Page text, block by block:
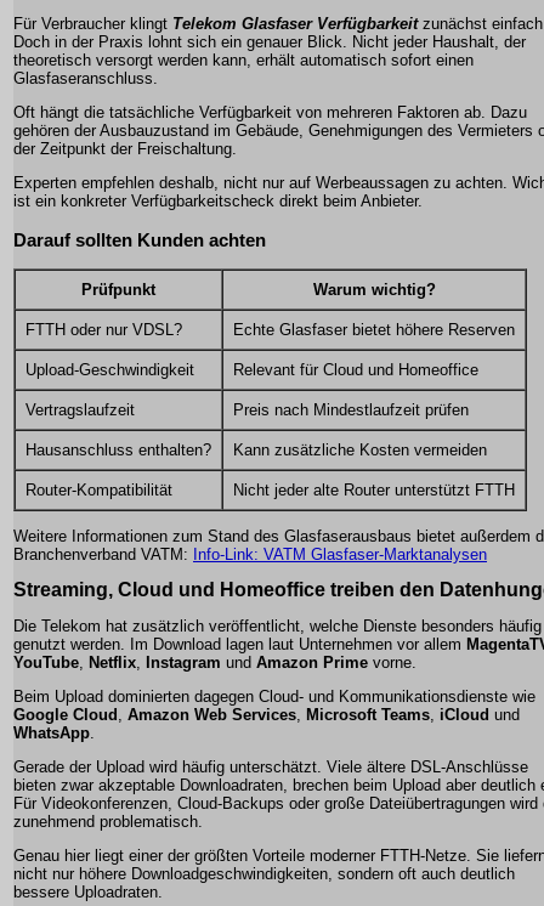
Für Verbraucher klingt Telekom Glasfaser Verfügbarkeitzunächst
Doch in der Praxis lohnt sich ein genauer Blick. Nicht jeder Haushalt, der
theoretisch versorgt werden kann, erhält automatisch sofort einen
Glasfaseranschluss.
Oft hängt die tatsächliche Verfügbarkeit von mehreren Faktoren ab. Dazu
gehören der Ausbauzustand im Gebäude, Genehmigungen des Vermieters
der Zeitpunkt der Freischaltung.
Experten empfehlen deshalb, nicht nur auf Werbeaussagen zu achten.
ist ein konkreter Verfügbarkeitscheck direkt beim Anbieter.
Darauf sollten Kunden achten
Prüfpunkt Warum wichtig?
FTTH oder nur VDSL? Echte Glasfaser bietet höhere Reserven
Upload-Geschwindigkeit Relevant für Cloud und Homeoffice
Vertragslaufzeit Preis nach Mindestlaufzeit prüfen
Hausanschluss enthalten? Kann zusätzliche Kosten vermeiden
Router-Kompatibilität Nicht jeder alte Router unterstützt FTTH
Weitere Informationen zum Stand des Glasfaserausbaus bietet außerdem
Branchenverband VATM:
Info-Link: VATM Glasfaser-Marktanalysen
Streaming, Cloud und Homeoffice treiben den
Die Telekom hat zusätzlich veröffentlicht, welche Dienste besonders häufig
genutzt werden. Im Download lagen laut Unternehmen vor allem
YouTube
Netflix Instagram und Amazon Prime vorne.
Beim Upload dominierten dagegen Cloud- und Kommunikationsdienste wie
Google Cloud
Amazon Web Services Microsoft Teams iCloud und
WhatsApp
Gerade der Upload wird häufig unterschätzt. Viele ältere DSL-Anschlüsse
bieten zwar akzeptable Downloadraten, brechen beim Upload aber deutlich
Für Videokonferenzen, Cloud-Backups oder große Dateiübertragungen wird
zunehmend problematisch.
Genau hier liegt einer der größten Vorteile moderner FTTH-Netze. Sie
nicht nur höhere Downloadgeschwindigkeiten, sondern oft auch deutlich
bessere Uploadraten.